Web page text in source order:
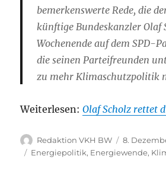
bemerkenswerte Rede, die
künftige Bundeskanzler Olaf
Wochenende auf dem SPD-
die seinen Parteifreunden
zu mehr Klimaschutzpolitik
Weiterlesen:Olaf Scholz rettet
Autor
Redaktion VKH BW
am
8.
Schlagwörter
Energiepolitik, Energiewende,